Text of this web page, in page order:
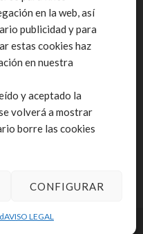
en la web, así
publicidad y para
estas cookies haz
en nuestra
y aceptado la
volverá a mostrar
borre las cookies
CONFIGURAR
AVISO LEGAL